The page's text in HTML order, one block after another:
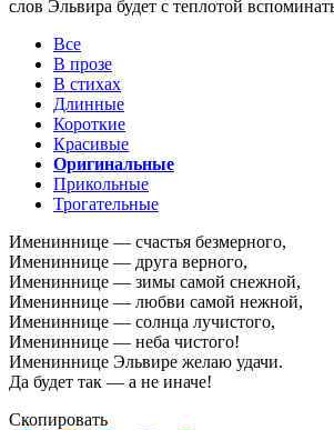
слов Эльвира будет с теплотой
Все
В прозе
В стихах
Длинные
Короткие
Красивые
Оригинальные
Прикольные
Трогательные
Имениннице — счастья безмерного,
Имениннице — друга верного,
Имениннице — зимы самой снежной,
Имениннице — любви самой нежной,
Имениннице — солнца лучистого,
Имениннице — неба чистого!
Имениннице Эльвире желаю удачи.
Да будет так — а не иначе!
Скопировать